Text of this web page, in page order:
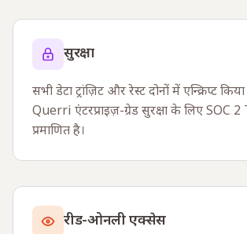
सुरक्षा
सभी डेटा ट्रांज़िट और रेस्ट दोनों में एन्क्रिप्ट
Querri एंटरप्राइज़-ग्रेड सुरक्षा के लिए SOC
प्रमाणित है।
रीड-ओनली एक्सेस